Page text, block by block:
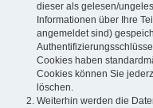
dieser als gelesen/
Informationen über Ihre
angemeldet sind)
Cookies haben
Cookies können Sie
löschen.
Weiterhin werden die